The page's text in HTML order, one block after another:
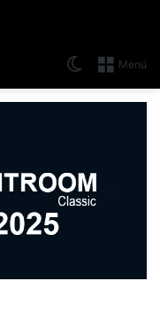
Menú
Switch skin